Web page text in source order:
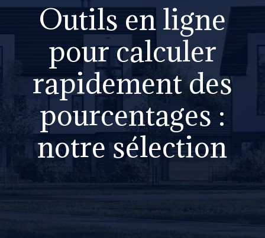
Outils en ligne
pour calculer
rapidement des
pourcentages :
notre sélection